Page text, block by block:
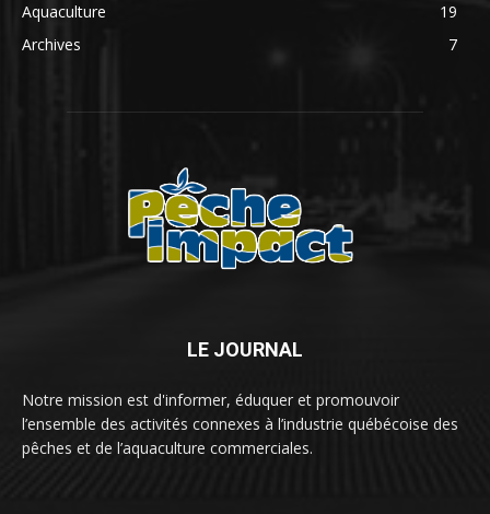
Aquaculture
19
Archives
7
LE JOURNAL
Notre mission est d'informer, éduquer et promouvoir
l’ensemble des activités connexes à l’industrie québécoise des
pêches et de l’aquaculture commerciales.